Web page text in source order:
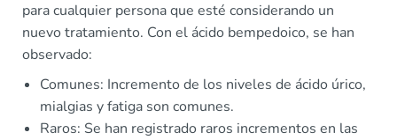
para cualquier persona que esté considerando un
nuevo tratamiento. Con el ácido bempedoico, se han
observado:
Comunes: Incremento de los niveles de ácido úrico,
mialgias y fatiga son comunes.
Raros: Se han registrado raros incrementos en las